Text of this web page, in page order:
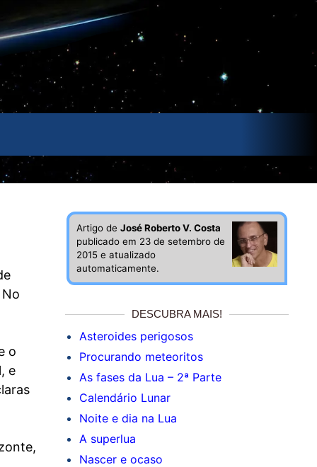
o
e
Artigo de José Roberto V. Costa
publicado em 23 de setembro de
2015 e atualizado
automaticamente.
DESCUBRA MAIS!
Asteroides perigosos
Procurando meteoritos
As fases da Lua – 2ª Parte
Calendário Lunar
Noite e dia na Lua
A superlua
Nascer e ocaso